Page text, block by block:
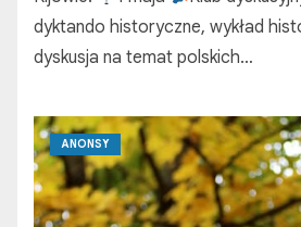
dyktando historyczne, wykład
dyskusja na temat polskich…
ANONSY